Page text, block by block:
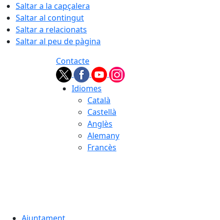
Saltar a la capçalera
Saltar al contingut
Saltar a relacionats
Saltar al peu de pàgina
Contacte
Idiomes
Català
Castellà
Anglès
Alemany
Francès